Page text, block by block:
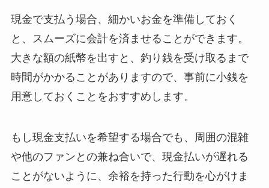
現金で支払う場合、細かいお金を準備しておく
と、スムーズに会計を済ませることができます。
大きな額の紙幣を出すと、釣り銭を受け取るまで
時間がかかることがありますので、事前に小銭を
用意しておくことをおすすめします。
もし現金支払いを希望する場合でも、周囲の混雑
や他のファンとの兼ね合いで、現金払いが遅れる
ことがないように、余裕を持った行動を心がけま